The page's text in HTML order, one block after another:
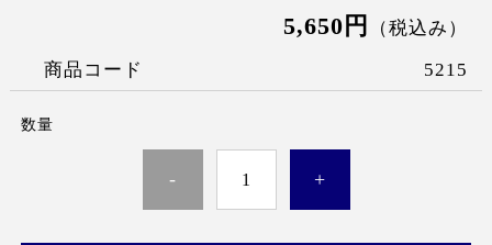
5,650円
（税込み）
商品コード
5215
数量
- +